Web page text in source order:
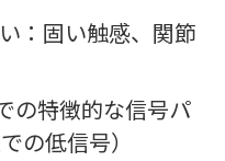
：固い触感、関節
の特徴的な信号パ
の低信号）